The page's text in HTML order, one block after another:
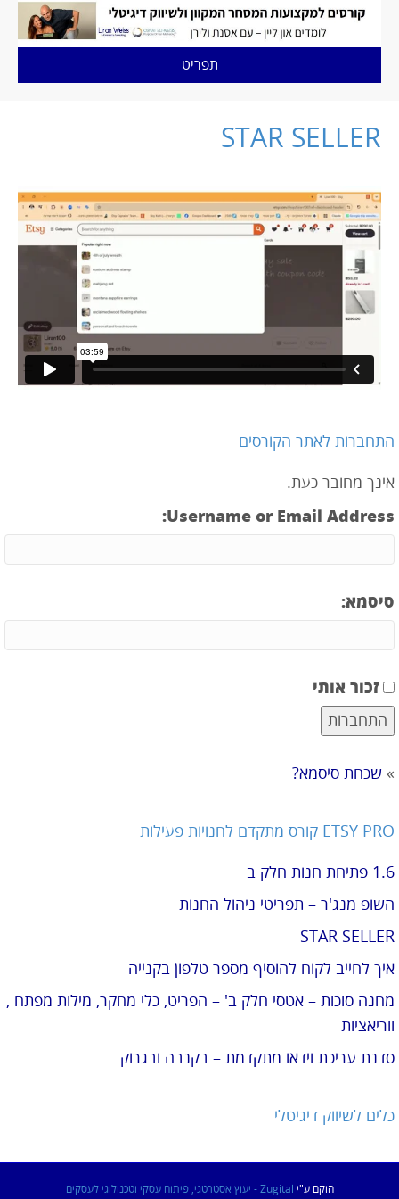
תפריט
STAR SELLER
התחברות לאתר הקורסים
אינך מחובר כעת.
Username or Email Address:
סיסמא:
זכור אותי
» שכחת סיסמא?
ETSY PRO קורס מתקדם לחנויות פעילות
1.6 פתיחת חנות חלק ב
השופ מנג'ר – תפריטי ניהול החנות
STAR SELLER
איך לחייב לקוח להוסיף מספר טלפון בקנייה
מחנה סוכות – אטסי חלק ב' – הפריט, כלי מחקר, מילות מפתח ,
ווריאציות
סדנת עריכת וידאו מתקדמת – בקנבה ובגרוק
כלים לשיווק דיגיטלי
הוקם ע"י Zugital - יעוץ אסטרטגי, פיתוח עסקי וטכנולוגי לעסקים